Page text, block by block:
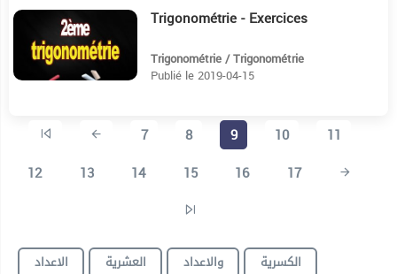
Trigonométrie - Exercices
Trigonométrie / Trigonométrie
Publié le 2019-04-15
7 8 9 10
11
12
13 14 15 16 17
الاعداد العشرية والاعداد
الكسرية